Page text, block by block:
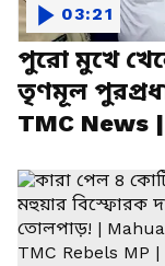
পুরো মুখে
তৃণমূল
TMC News
03:21